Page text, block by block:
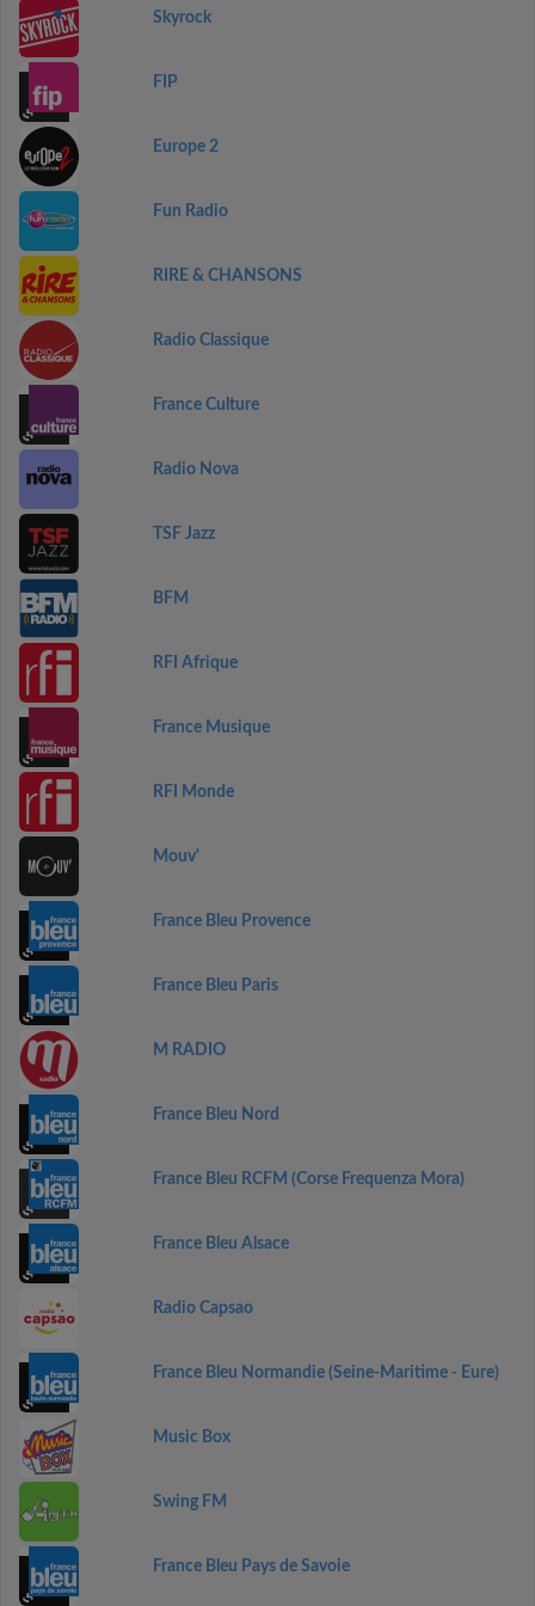
Skyrock
FIP
Europe 2
Fun Radio
RIRE & CHANSONS
Radio Classique
France Culture
Radio Nova
TSF Jazz
BFM
RFI Afrique
France Musique
RFI Monde
Mouv'
France Bleu Provence
France Bleu Paris
M RADIO
France Bleu Nord
France Bleu RCFM (Corse Frequenza Mora)
France Bleu Alsace
Radio Capsao
France Bleu Normandie (Seine-Maritime - Eure)
Music Box
Swing FM
France Bleu Pays de Savoie